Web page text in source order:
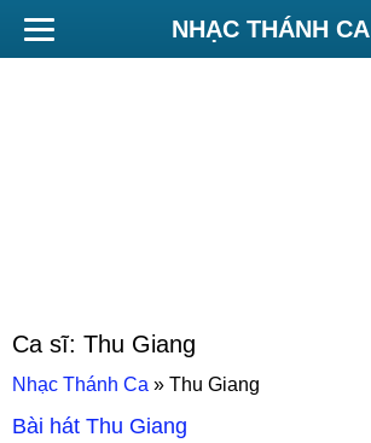
NHẠC THÁNH CA
Ca sĩ: Thu Giang
Nhạc Thánh Ca » Thu Giang
Bài hát Thu Giang